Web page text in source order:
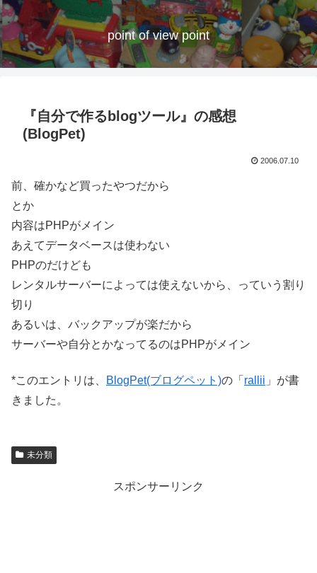
point of view point
『自分で作るblogツール』の感想
(BlogPet)
2006.07.10
前、確かなど買ったやつだから
とか
内容はPHPがメイン
あえてデータベースは使わない
PHPのだけども
レンタルサーバーによっては使えないから、っていう割り
切り
あるいは、バックアップが楽だから
サーバーや自分とかなってるのはPHPがメイン
*このエントリは、 BlogPet(ブログペット)の「 rallii 」が書
きました。
未分類
スポンサーリンク